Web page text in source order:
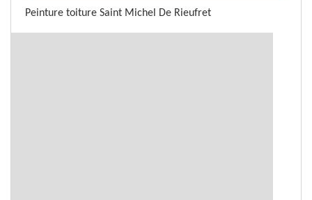
Peinture toiture Saint Michel De Rieufret